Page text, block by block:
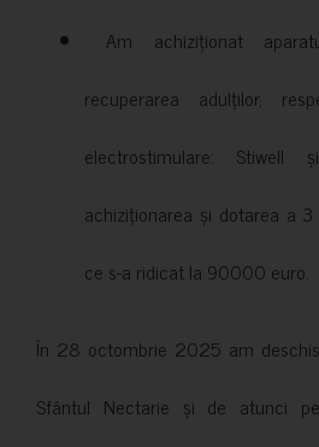
Am achiziționat
recuperarea adulților,
electrostimulare:
achiziționarea și dotarea a
ce s-a ridicat la 90000 euro.
În 28 octombrie 2025 am
Sfântul Nectarie și de atunci